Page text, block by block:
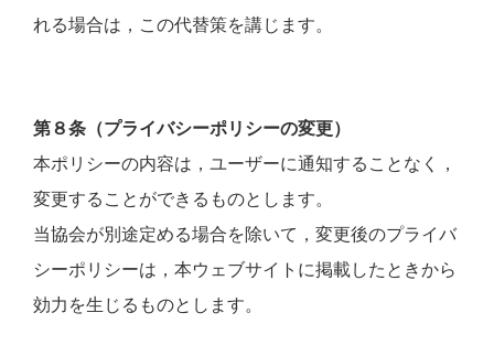
れる場合は，この代替策を講じます。
第８条（プライバシーポリシーの変更）
本ポリシーの内容は，ユーザーに通知することなく，
変更することができるものとします。
当協会が別途定める場合を除いて，変更後のプライバ
シーポリシーは，本ウェブサイトに掲載したときから
効力を生じるものとします。